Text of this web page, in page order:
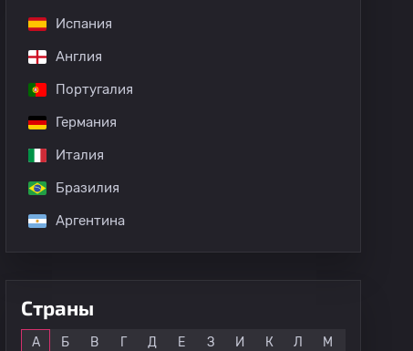
Испания
Англия
Португалия
Германия
Италия
Бразилия
Аргентина
Страны
А Б В Г Д Е З И К Л М